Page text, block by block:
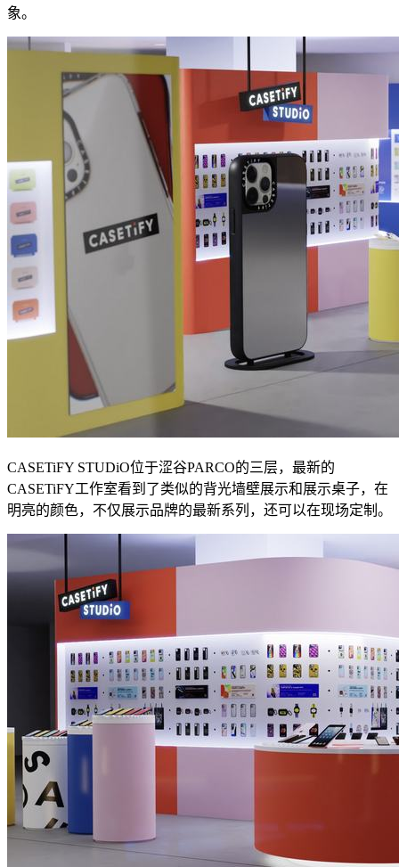
象。
CASETiFY STUDiO位于涩谷PARCO的三层，最新的
CASETiFY工作室看到了类似的背光墙壁展示和展示桌子，在
明亮的颜色，不仅展示品牌的最新系列，还可以在现场定制。